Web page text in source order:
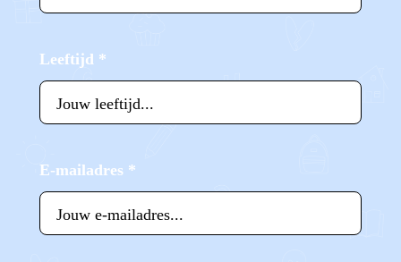
Leeftijd *
E-mailadres *